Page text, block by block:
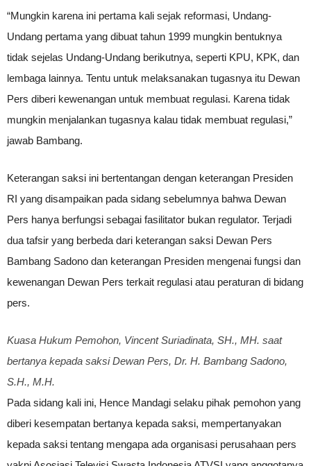
“Mungkin karena ini pertama kali sejak reformasi, Undang-
Undang pertama yang dibuat tahun 1999 mungkin bentuknya
tidak sejelas Undang-Undang berikutnya, seperti KPU, KPK, dan
lembaga lainnya. Tentu untuk melaksanakan tugasnya itu Dewan
Pers diberi kewenangan untuk membuat regulasi. Karena tidak
mungkin menjalankan tugasnya kalau tidak membuat regulasi,”
jawab Bambang.
Keterangan saksi ini bertentangan dengan keterangan Presiden
RI yang disampaikan pada sidang sebelumnya bahwa Dewan
Pers hanya berfungsi sebagai fasilitator bukan regulator. Terjadi
dua tafsir yang berbeda dari keterangan saksi Dewan Pers
Bambang Sadono dan keterangan Presiden mengenai fungsi dan
kewenangan Dewan Pers terkait regulasi atau peraturan di bidang
pers.
Kuasa Hukum Pemohon, Vincent Suriadinata, SH., MH. saat
bertanya kepada saksi Dewan Pers, Dr. H. Bambang Sadono,
S.H., M.H.
Pada sidang kali ini, Hence Mandagi selaku pihak pemohon yang
diberi kesempatan bertanya kepada saksi, mempertanyakan
kepada saksi tentang mengapa ada organisasi perusahaan pers